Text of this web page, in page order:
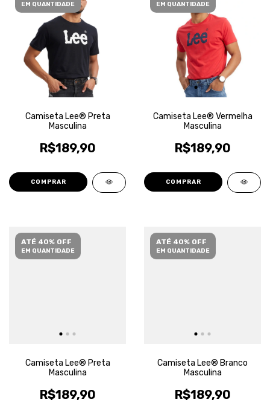
EM QUANTIDADE
Camiseta Lee® Preta
Masculina
R$189,90
COMPRAR
EM QUANTIDADE
Camiseta Lee® Vermelha
Masculina
R$189,90
COMPRAR
ATÉ 40% OFF
EM QUANTIDADE
Camiseta Lee® Preta
Masculina
R$189,90
ATÉ 40% OFF
EM QUANTIDADE
Camiseta Lee® Branco
Masculina
R$189,90